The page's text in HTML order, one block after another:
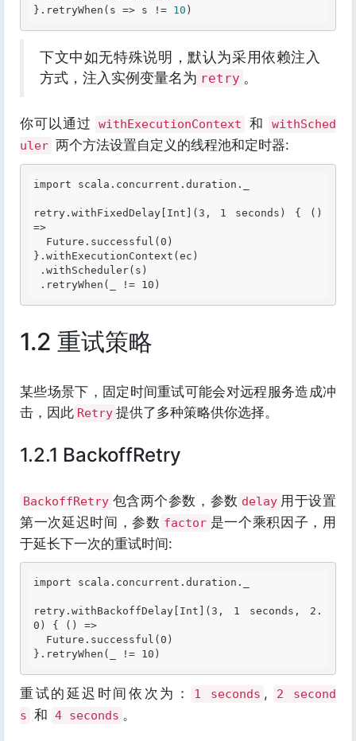
}.retryWhen(s => s != 10
下文中如无特殊说明，默认为采用依赖注入
方式，注入实例变量名为 retry 。
你可以通过 withExecutionContext 和
withSched
uler 两个方法设置自定义的线程池和定时器:
import scala.concurrent.duration._
retry.withFixedDelay[ Int ]( 3, 1 seconds ) { ()
=>
}.withExecutionContext(ec)
1.2 重试策略
某些场景下，固定时间重试可能会对远程服务造成冲
击，因此 Retry 提供了多种策略供你选择。
1.2.1 BackoffRetry
BackoffRetry 包含两个参数，参数 delay 用于设置
第一次延迟时间，参数 factor 是一个乘积因子，用
于延长下一次的重试时间:
import scala.concurrent.duration._
retry.withBackoffDelay[ Int ]( 3, 1 seconds, 2.
0 ) { () =>
重试的延迟时间依次为： 1 seconds ,
2 second
s 和 4 seconds 。